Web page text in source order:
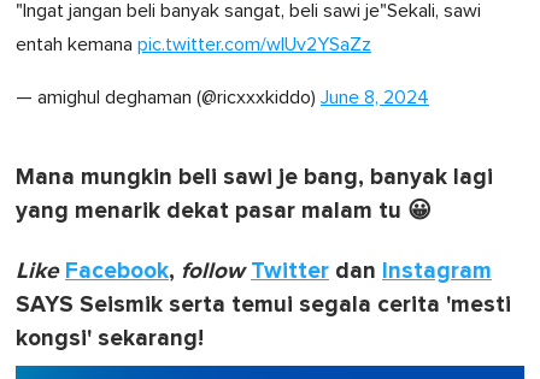
"Ingat jangan beli banyak sangat, beli sawi je"Sekali, sawi
entah kemana pic.twitter.com/wIUv2YSaZz
— amighul deghaman (@ricxxxkiddo) June 8, 2024
Mana mungkin beli sawi je bang, banyak lagi
yang menarik dekat pasar malam tu 😀
Like Facebook, follow Twitter dan Instagram
SAYS Seismik serta temui segala cerita 'mesti
kongsi' sekarang!